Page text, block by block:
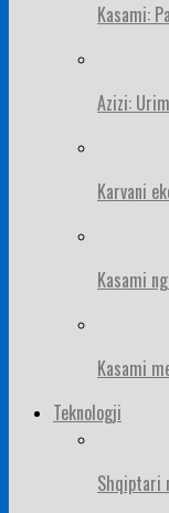
Kasami:
Azizi:
Karvani
Kasami
Kasami
Teknologji
Shqiptari